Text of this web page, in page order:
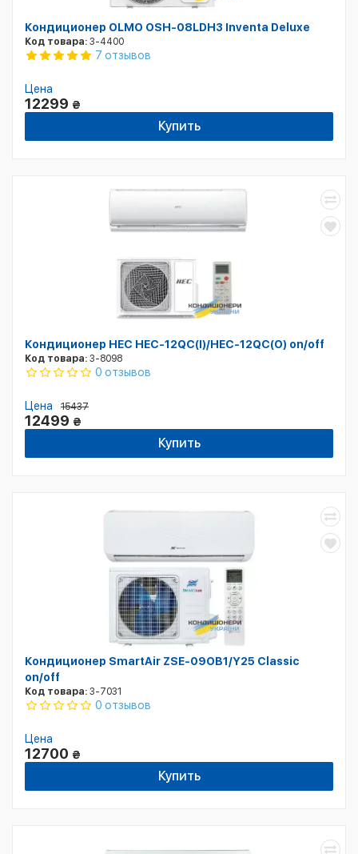
Кондиционер OLMO OSH-08LDH3 Inventa Deluxe
Код товара: 3-4400
7 отзывов
Цена
12299 ₴
Купить
Кондиционер HEC HEC-12QC(I)/HEC-12QC(O) оn/оff
Код товара: 3-8098
0 отзывов
Цена 15437
12499 ₴
Купить
Кондиционер SmartAir ZSE-09OB1/Y25 Classic
on/off
Код товара: 3-7031
0 отзывов
Цена
12700 ₴
Купить